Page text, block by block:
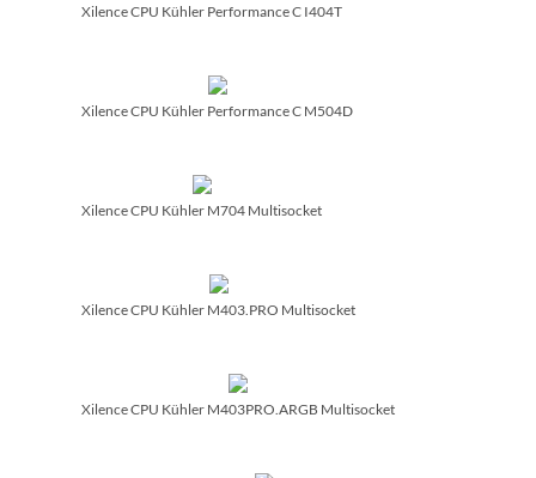
Xilence CPU Kühler Performance C I404T
Xilence CPU Kühler Performance C M504D
Xilence CPU Kühler M704 Multisocket
Xilence CPU Kühler M403.PRO Multisocket
Xilence CPU Kühler M403PRO.ARGB Multisocket